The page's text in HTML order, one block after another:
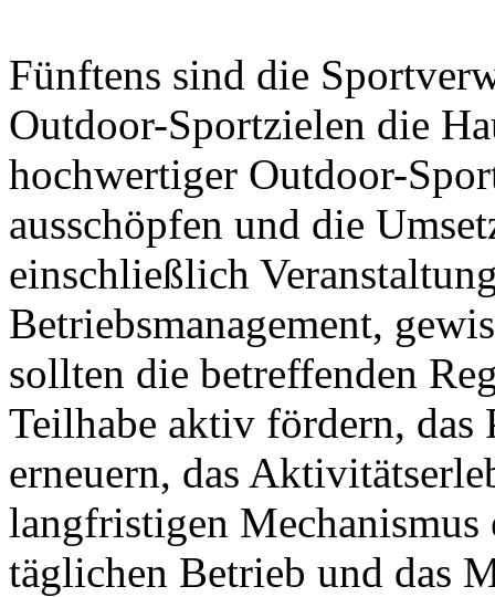
Fünftens sind die
Outdoor-Sportzielen die
hochwertiger Outdoor-
ausschöpfen und die
einschließlich
Betriebsmanagement,
sollten die betreffenden
Teilhabe aktiv fördern,
erneuern, das
langfristigen
täglichen Betrieb und das